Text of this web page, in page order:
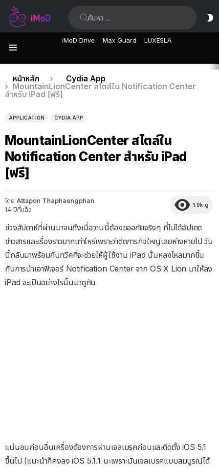
iMoD Drive Max Guard LUXESLA
เรื่อง
ล่าสุด
คุณอยู่ที่นี่:
หน้าหลัก
Cydia App
MountainLionCenter สไตล์ใน Notification Center
สำหรับ iPad [ฟรี]
APPLICATION CYDIA APP
MountainLionCenter สไตล์ใน
Notification Center สำหรับ iPad
[ฟรี]
โดย Attapon Thaphaengphan
14 ปีที่แล้ว
1.9k ดู
ช่วงสัปดาห์ที่ผ่านมาจนถึงเมื่อวานนี้ต้องขออภัยจริงๆ ที่ไม่ได้อัปเดต
ข่าวสารและเรื่องราวมากเท่าไหร่เพราะว่าติดภารกิจใหญ่เลยห่างหายไป วัน
นี้กลับมาพร้อมกับทวีคที่จะช่วยให้ผู้ใช้งาน iPad นั้นหลงไหลมากขี้น
กับการนำเอาฟีเจอร์ Notification Center จาก OS X Lion มาให้ลง
iPad จะเป็นอย่างไรนั้นมาดูกัน
แน่นอนก่อนอื่นเครื่องต้องการผ่านเจลเบรคก่อนและติดตั้ง iOS 5.1
ขึ้นไป (แนะนำก็คงลง iOS 5.1.1 นะเพราะมันเจลเบรคแบบสมบูรณ์ได้